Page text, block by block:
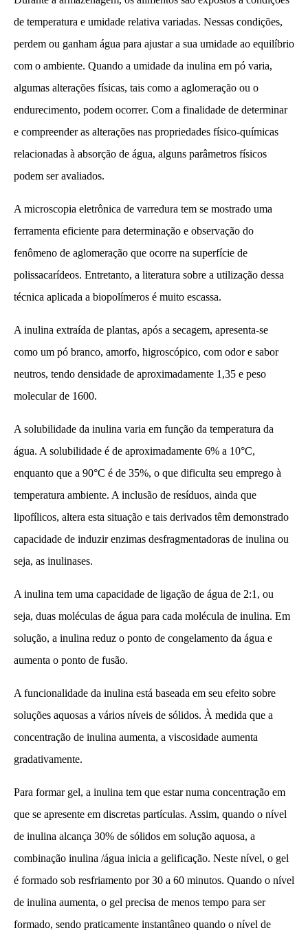
de temperatura e umidade relativa variadas. Nessas condições,
perdem ou ganham água para ajustar a sua umidade ao equilíbrio
com o ambiente. Quando a umidade da inulina em pó varia,
algumas alterações físicas, tais como a aglomeração ou o
endurecimento, podem ocorrer. Com a finalidade de determinar
e compreender as alterações nas propriedades físico-químicas
relacionadas à absorção de água, alguns parâmetros físicos
podem ser avaliados.
A microscopia eletrônica de varredura tem se mostrado uma
ferramenta eficiente para determinação e observação do
fenômeno de aglomeração que ocorre na superfície de
polissacarídeos. Entretanto, a literatura sobre a utilização dessa
técnica aplicada a biopolímeros é muito escassa.
A inulina extraída de plantas, após a secagem, apresenta-se
como um pó branco, amorfo, higroscópico, com odor e sabor
neutros, tendo densidade de aproximadamente 1,35 e peso
molecular de 1600.
A solubilidade da inulina varia em função da temperatura da
água. A solubilidade é de aproximadamente 6% a 10°C,
enquanto que a 90°C é de 35%, o que dificulta seu emprego à
temperatura ambiente. A inclusão de resíduos, ainda que
lipofílicos, altera esta situação e tais derivados têm demonstrado
capacidade de induzir enzimas desfragmentadoras de inulina ou
seja, as inulinases.
A inulina tem uma capacidade de ligação de água de 2:1, ou
seja, duas moléculas de água para cada molécula de inulina. Em
solução, a inulina reduz o ponto de congelamento da água e
aumenta o ponto de fusão.
A funcionalidade da inulina está baseada em seu efeito sobre
soluções aquosas a vários níveis de sólidos. À medida que a
concentração de inulina aumenta, a viscosidade aumenta
gradativamente.
Para formar gel, a inulina tem que estar numa concentração em
que se apresente em discretas partículas. Assim, quando o nível
de inulina alcança 30% de sólidos em solução aquosa, a
combinação inulina /água inicia a gelificação. Neste nível, o gel
é formado sob resfriamento por 30 a 60 minutos. Quando o nível
de inulina aumenta, o gel precisa de menos tempo para ser
formado, sendo praticamente instantâneo quando o nível de